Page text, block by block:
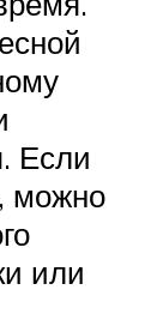
Если
можно
или